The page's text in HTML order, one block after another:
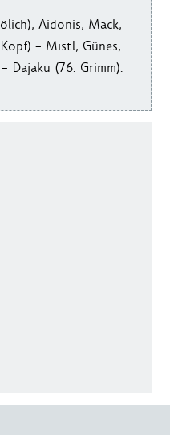
Aidonis, Mack,
– Mistl, Günes,
Dajaku (76. Grimm).